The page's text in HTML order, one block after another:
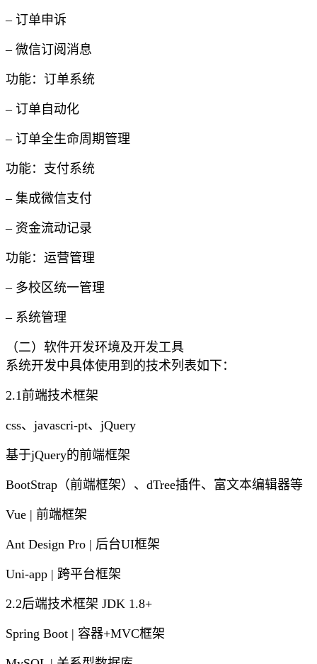
– 订单申诉
– 微信订阅消息
功能：订单系统
– 订单自动化
– 订单全生命周期管理
功能：支付系统
– 集成微信支付
– 资金流动记录
功能：运营管理
– 多校区统一管理
– 系统管理
（二）软件开发环境及开发工具
系统开发中具体使用到的技术列表如下：
2.1前端技术框架
css、javascri-pt、jQuery
基于jQuery的前端框架
BootStrap（前端框架）、dTree插件、富文本编辑器等
Vue | 前端框架
Ant Design Pro | 后台UI框架
Uni-app | 跨平台框架
2.2后端技术框架 JDK 1.8+
Spring Boot | 容器+MVC框架